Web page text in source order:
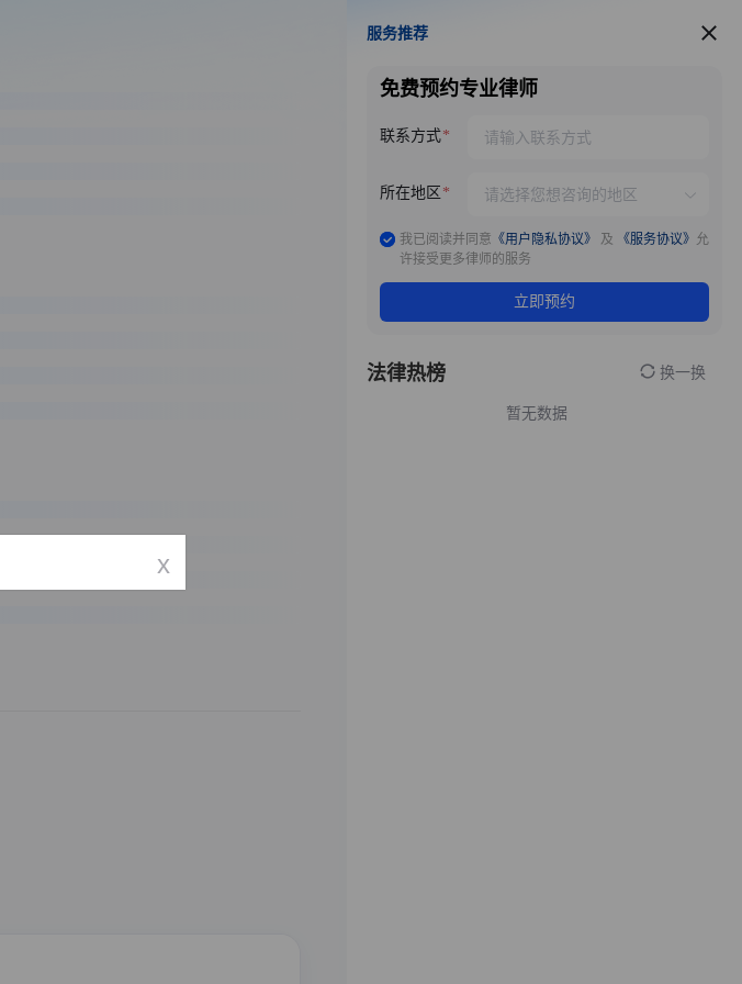
服务推荐
服务推荐
免费预约专业律师
联系方式
所在地区
我已阅读并同意 《用户隐私协议》 及 《服务协议》 允
许接受更多律师的服务
立即预约
法律热榜 换一换
暂无数据
x